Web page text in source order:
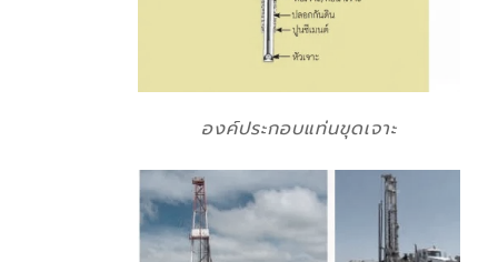
องค์ประกอบแท่นขุดเจาะ